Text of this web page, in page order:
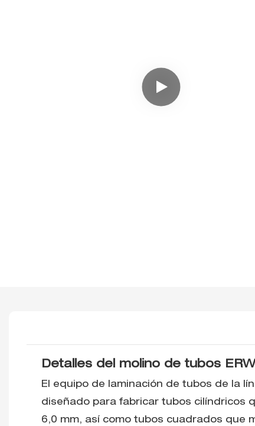
Detalles del molino de tubos
El equipo de laminación de tubos de la
diseñado para fabricar tubos cilíndricos
6,0 mm, así como tubos cuadrados que